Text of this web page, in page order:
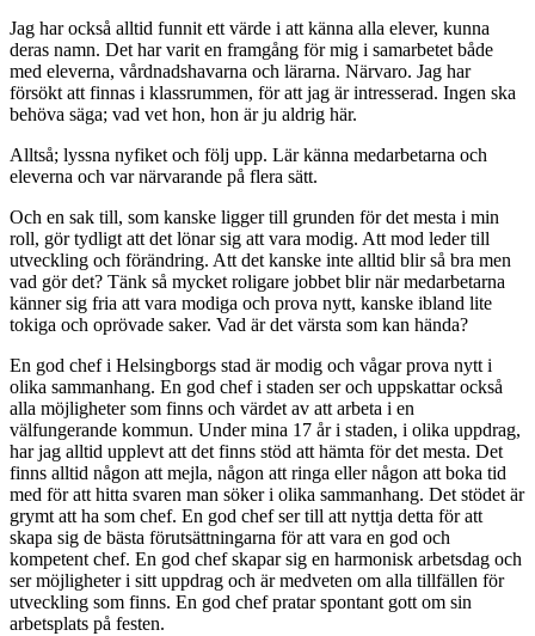
Jag har också alltid funnit ett värde i att känna alla elever, kunna
deras namn. Det har varit en framgång för mig i samarbetet både
med eleverna, vårdnadshavarna och lärarna. Närvaro. Jag har
försökt att finnas i klassrummen, för att jag är intresserad. Ingen ska
behöva säga; vad vet hon, hon är ju aldrig här.
Alltså; lyssna nyfiket och följ upp. Lär känna medarbetarna och
eleverna och var närvarande på flera sätt.
Och en sak till, som kanske ligger till grunden för det mesta i min
roll, gör tydligt att det lönar sig att vara modig. Att mod leder till
utveckling och förändring. Att det kanske inte alltid blir så bra men
vad gör det? Tänk så mycket roligare jobbet blir när medarbetarna
känner sig fria att vara modiga och prova nytt, kanske ibland lite
tokiga och oprövade saker. Vad är det värsta som kan hända?
En god chef i Helsingborgs stad är modig och vågar prova nytt i
olika sammanhang. En god chef i staden ser och uppskattar också
alla möjligheter som finns och värdet av att arbeta i en
välfungerande kommun. Under mina 17 år i staden, i olika uppdrag,
har jag alltid upplevt att det finns stöd att hämta för det mesta. Det
finns alltid någon att mejla, någon att ringa eller någon att boka tid
med för att hitta svaren man söker i olika sammanhang. Det stödet är
grymt att ha som chef. En god chef ser till att nyttja detta för att
skapa sig de bästa förutsättningarna för att vara en god och
kompetent chef. En god chef skapar sig en harmonisk arbetsdag och
ser möjligheter i sitt uppdrag och är medveten om alla tillfällen för
utveckling som finns. En god chef pratar spontant gott om sin
arbetsplats på festen.